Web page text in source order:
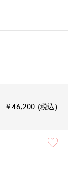
￥46,200 (税込)